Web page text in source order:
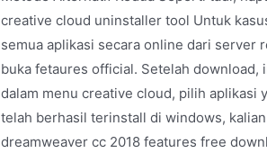
creative cloud uninstaller tool Untuk
semua aplikasi secara online dari server
buka fetaures official. Setelah download,
dalam menu creative cloud, pilih aplikasi
telah berhasil terinstall di windows,
dreamweaver cc 2018 features free